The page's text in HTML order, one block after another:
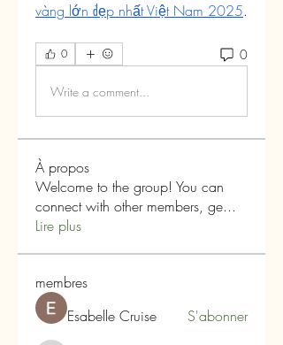
vàng lớn đẹp nhất Việt Nam 2025.
0 0
Write a comment...
À propos
Welcome to the group! You can
connect with other members, ge...
Lire plus
membres
Esabelle Cruise
S'abonner